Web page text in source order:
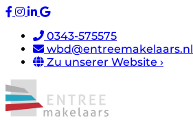
0343-575575
wbd@entreemakelaars.nl
Zu unserer Website ›